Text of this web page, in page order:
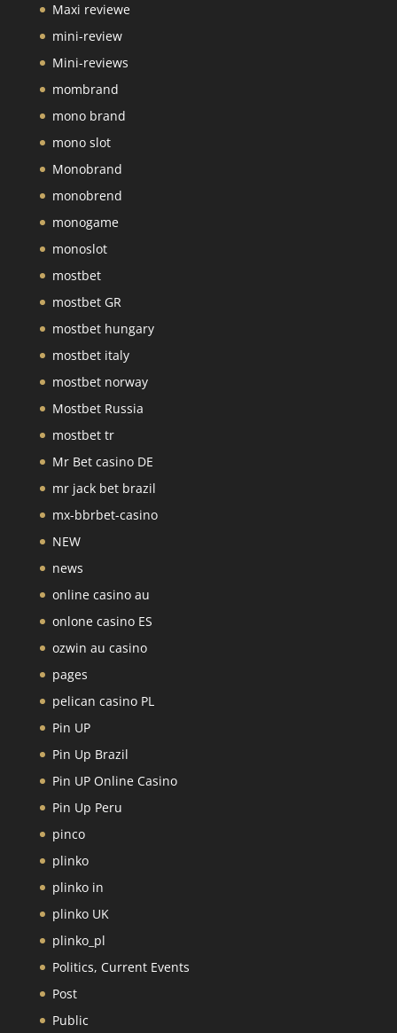
Maxi reviewe
mini-review
Mini-reviews
mombrand
mono brand
mono slot
Monobrand
monobrend
monogame
monoslot
mostbet
mostbet GR
mostbet hungary
mostbet italy
mostbet norway
Mostbet Russia
mostbet tr
Mr Bet casino DE
mr jack bet brazil
mx-bbrbet-casino
NEW
news
online casino au
onlone casino ES
ozwin au casino
pages
pelican casino PL
Pin UP
Pin Up Brazil
Pin UP Online Casino
Pin Up Peru
pinco
plinko
plinko in
plinko UK
plinko_pl
Politics, Current Events
Post
Public